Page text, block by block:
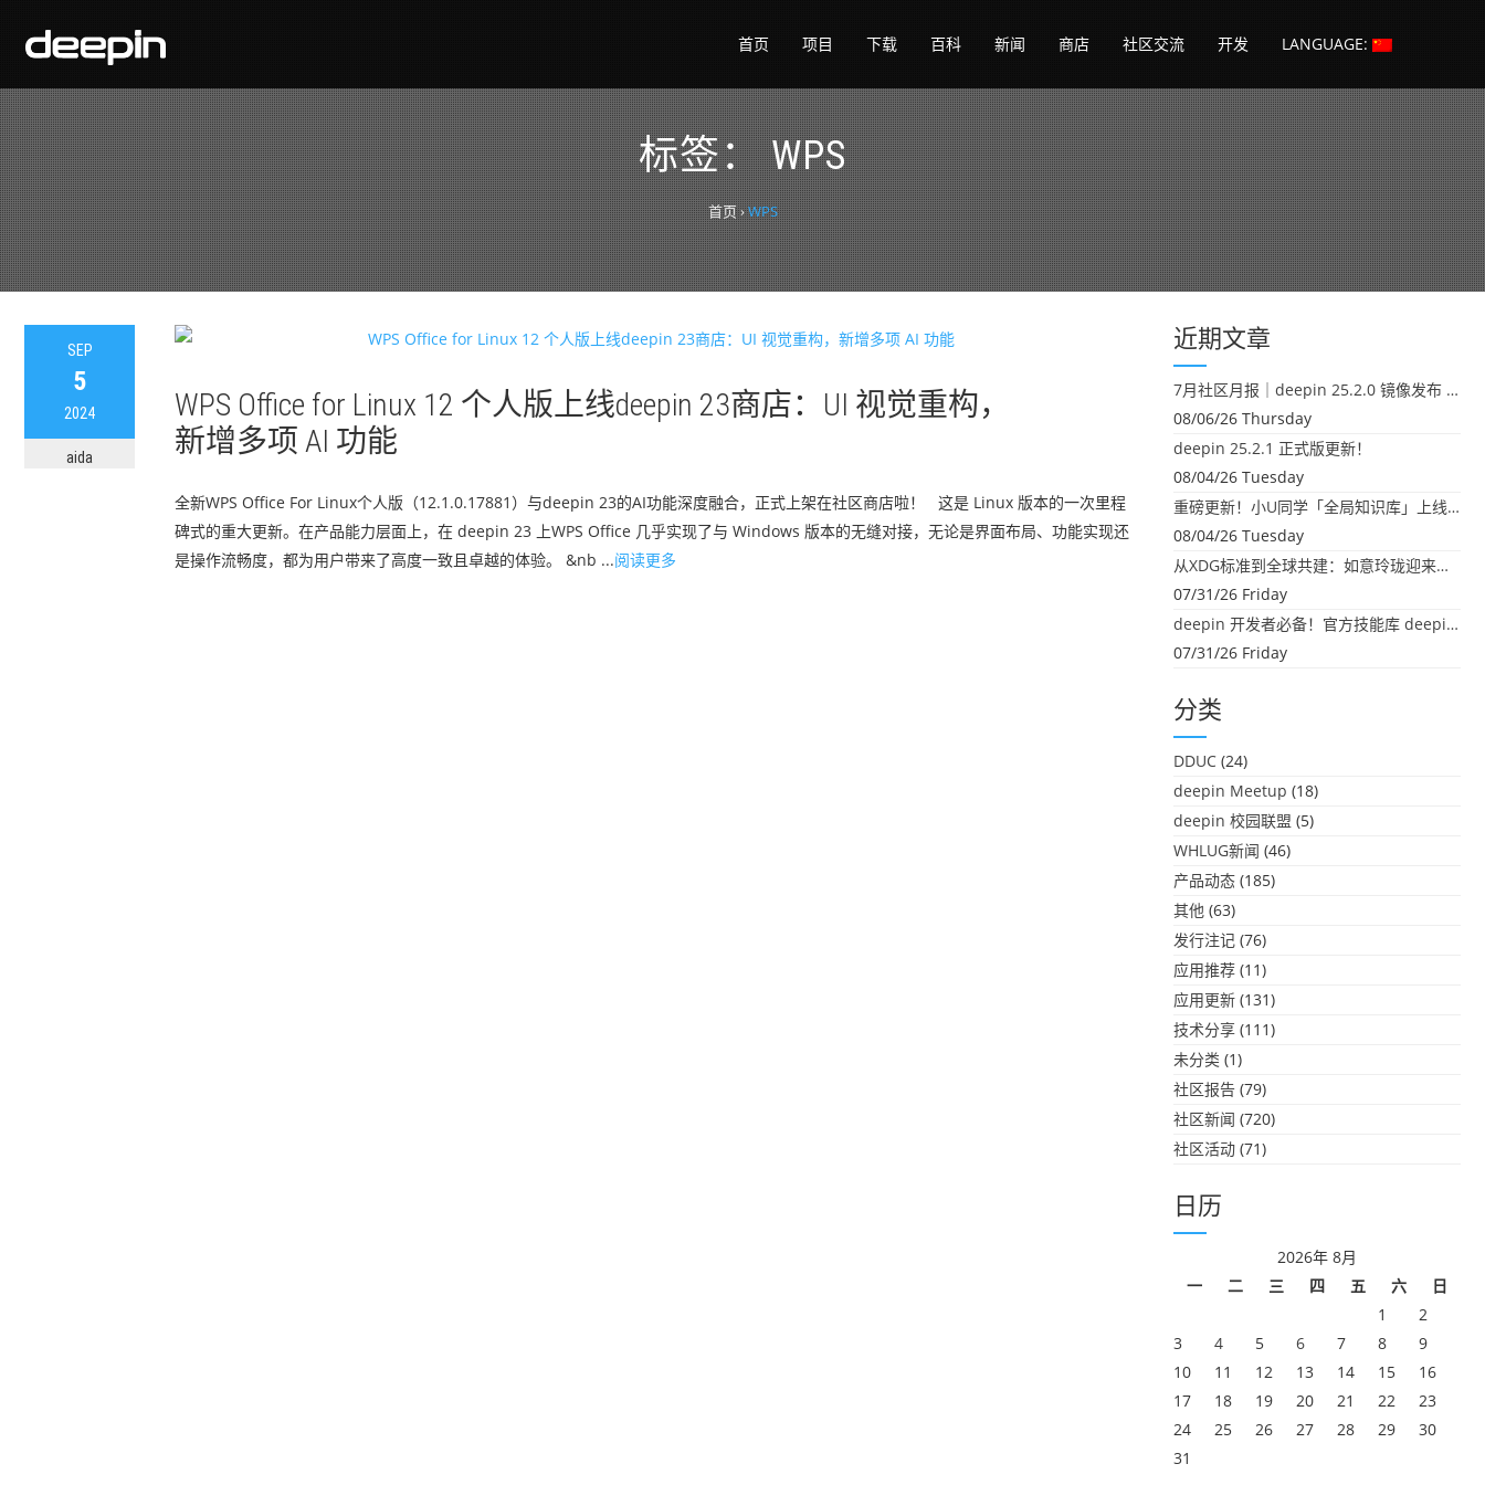
首页 项目 下载 百科 新闻 商店 社区交流 开发 LANGUAGE:
标签：WPS
首页›WPS
SEP
5
2024
aida
WPS Office for Linux 12 个人版上线deepin 23商店：UI 视觉重构，
新增多项 AI 功能
全新WPS Office For Linux个人版（12.1.0.17881）与deepin 23的AI功能深度融合，正式上架在社区商店啦！ 这是 Linux 版本的一次里程
碑式的重大更新。在产品能力层面上，在 deepin 23 上WPS Office 几乎实现了与 Windows 版本的无缝对接，无论是界面布局、功能实现还
是操作流畅度，都为用户带来了高度一致且卓越的体验。 &nb ...阅读更多
近期文章
7月社区月报｜deepin 25.2.0 镜像发布 & 小U同学定时任务上线
08/06/26 Thursday
deepin 25.2.1 正式版更新！
08/04/26 Tuesday
重磅更新！小U同学「全局知识库」上线：你的本地文件，终于"活"起来了
08/04/26 Tuesday
从XDG标准到全球共建：如意玲珑迎来首个海外开源贡献
07/31/26 Friday
deepin 开发者必备！官方技能库 deepin-skills 正式开源
07/31/26 Friday
分类
DDUC (24)
deepin Meetup (18)
deepin 校园联盟 (5)
WHLUG新闻 (46)
产品动态 (185)
其他 (63)
发行注记 (76)
应用推荐 (11)
应用更新 (131)
技术分享 (111)
未分类 (1)
社区报告 (79)
社区新闻 (720)
社区活动 (71)
日历
2026年 8月
一
二 三 四 五 六
日
1
2
3
4 5 6 7 8
9
10
11 12 13 14 15
16
17
18 19 20 21 22
23
24
25 26 27 28 29
30
31